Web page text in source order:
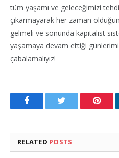
tüm yaşamı ve geleceğimizi
çıkarmayarak her zaman
gelmeli ve sonunda kapitalist
yaşamaya devam ettiği
çabalamalıyız!
Facebook
RELATED POSTS